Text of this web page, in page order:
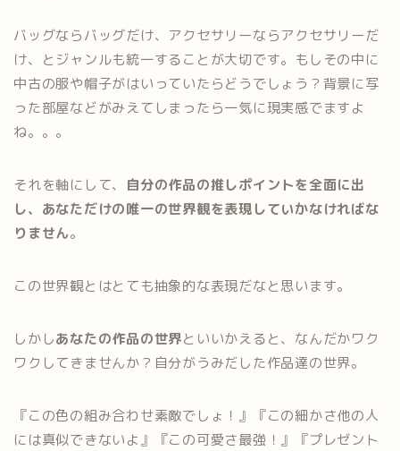
バッグならバッグだけ、アクセサリーならアクセサリーだ
け、とジャンルも統一することが大切です。もしその中に
中古の服や帽子がはいっていたらどうでしょう？背景に写
った部屋などがみえてしまったら一気に現実感でますよ
ね。。。
それを軸にして、 自分の作品の推しポイントを全面に出
し、あなただけの唯一の世界観を表現していかなければな
りません。
この世界観とはとても抽象的な表現だなと思います。
しかしあなたの作品の世界といいかえると、なんだかワク
ワクしてきませんか？自分がうみだした作品達の世界。
『この色の組み合わせ素敵でしょ！』『この細かさ他の人
には真似できないよ』『この可愛さ最強！』『プレゼント